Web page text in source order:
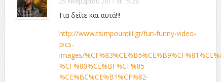
Για δείτε και αυτά!!!
http://www.tsimpountiii.gr/fun-funny-video-
pics-
images/
%CF%80%CE%BF%CF%85-
%CE%BC%CE%B1%CF%82-